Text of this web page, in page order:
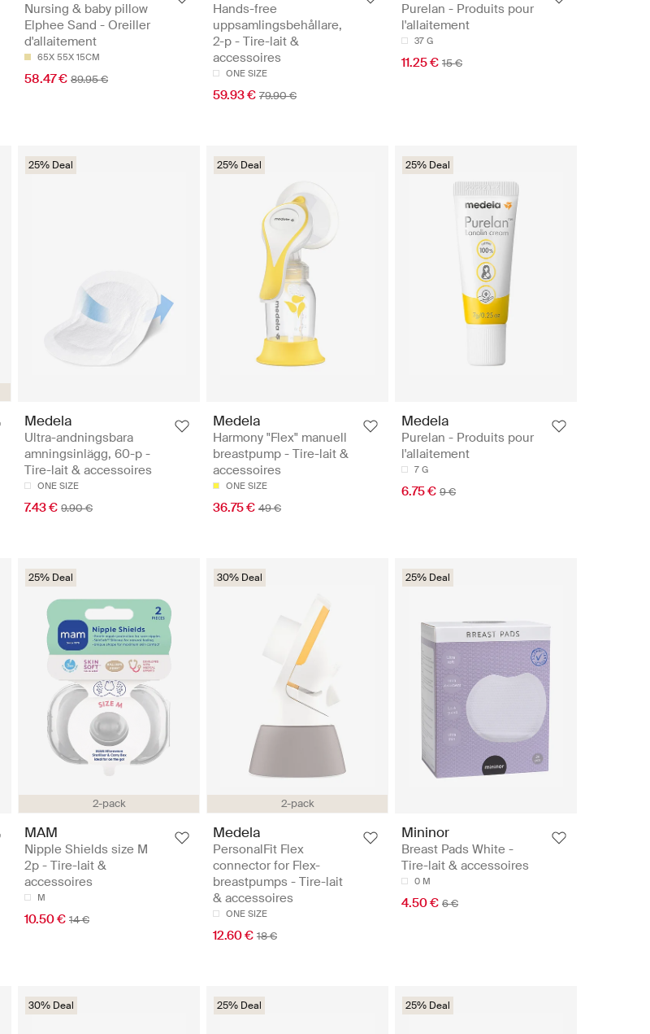
Nursing & baby pillow
Elphee Sand - Oreiller
d'allaitement
65X 55X 15CM
58.47 € 89.95 €
Hands-free
uppsamlingsbehållare,
2-p - Tire-lait &
accessoires
ONE SIZE
59.93 € 79.90 €
Purelan - Produits pour
l'allaitement
37 G
11.25 € 15 €
25% Deal
Medela
Ultra-andningsbara
amningsinlägg, 60-p -
Tire-lait & accessoires
ONE SIZE
7.43 € 9.90 €
25% Deal
Medela
Harmony "Flex" manuell
breastpump - Tire-lait &
accessoires
ONE SIZE
36.75 € 49 €
25% Deal
Medela
Purelan - Produits pour
l'allaitement
7 G
6.75 € 9 €
2-pack
25% Deal
MAM
Nipple Shields size M
2p - Tire-lait &
accessoires
M
10.50 € 14 €
2-pack
30% Deal
Medela
PersonalFit Flex
connector for Flex-
breastpumps - Tire-lait
& accessoires
ONE SIZE
12.60 € 18 €
25% Deal
Mininor
Breast Pads White -
Tire-lait & accessoires
0 M
4.50 € 6 €
30% Deal 25% Deal 25% Deal